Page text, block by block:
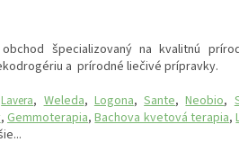
špecializovaný na kvalitnú
a prírodné liečivé prípravky.
Lavera, Weleda, Logona,Sante,Neobio,
,Gemmoterapia,Bachova kvetová terapia,